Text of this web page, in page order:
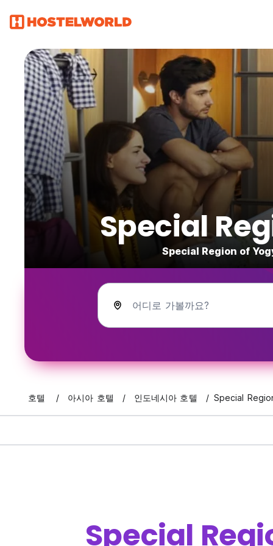
Special
Special Region of
어디로 가볼까요?
호텔 아시아 호텔 인도네시아 호텔 Special
Special